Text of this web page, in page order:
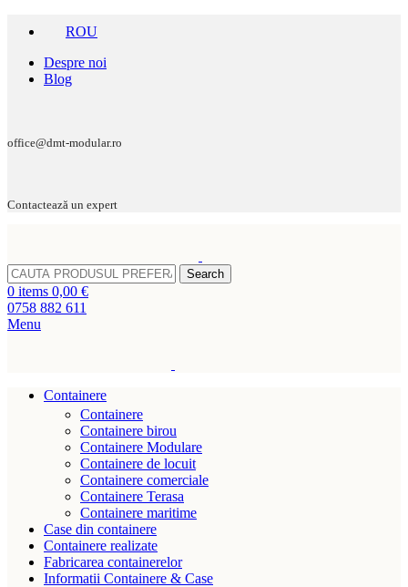
ROU
Despre noi
Blog
office@dmt-modular.ro
Contactează un expert
Search
0 items 0,00 €
0758 882 611
Menu
Containere
Containere
Containere birou
Containere Modulare
Containere de locuit
Containere comerciale
Containere Terasa
Containere maritime
Case din containere
Containere realizate
Fabricarea containerelor
Informatii Containere & Case